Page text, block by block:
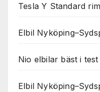
Tesla Y Standard
Elbil
Nio elbilar bäst i test
Elbil